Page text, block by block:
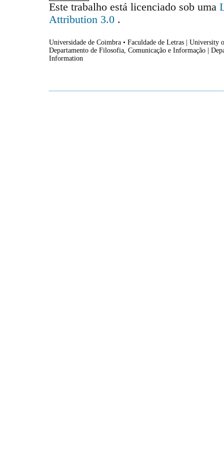
Este trabalho está licenciado sob uma
Attribution 3.0 .
Universidade de Coimbra • Faculdade de Letras |
Departamento de Filosofia, Comunicação e Informação |
Information